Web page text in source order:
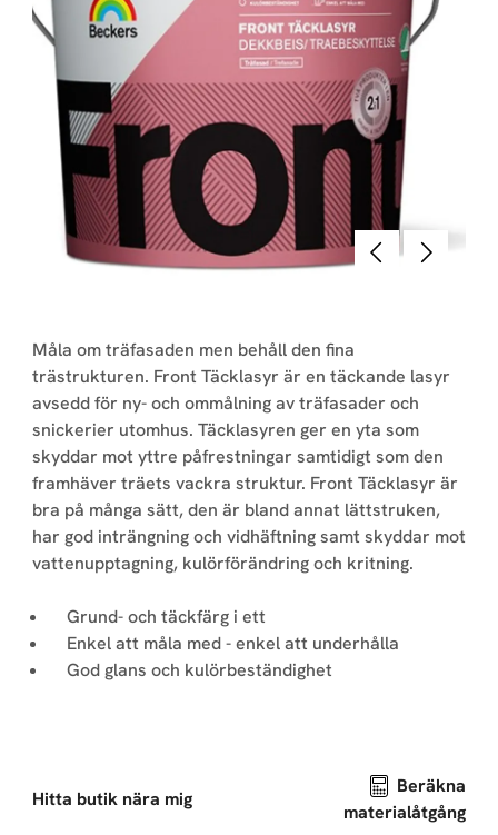
Föregående
Nästa
Måla om träfasaden men behåll den fina
trästrukturen. Front Täcklasyr är en täckande lasyr
avsedd för ny- och ommålning av träfasader och
snickerier utomhus. Täcklasyren ger en yta som
skyddar mot yttre påfrestningar samtidigt som den
framhäver träets vackra struktur. Front Täcklasyr är
bra på många sätt, den är bland annat lättstruken,
har god inträngning och vidhäftning samt skyddar mot
vattenupptagning, kulörförändring och kritning.
Grund- och täckfärg i ett
Enkel att måla med - enkel att underhålla
God glans och kulörbeständighet
Hitta butik nära mig
Beräkna
materialåtgång